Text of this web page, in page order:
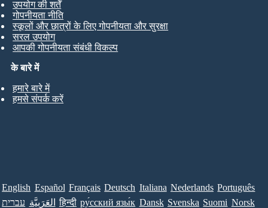
के बारे में
हमारे बारे में
हमसे संपर्क करें
उपयोग की शर्तें
गोपनीयता नीति
स्कूलों और छात्रों के लिए गोपनीयता और सुरक्षा
सरल उपयोग
आपकी गोपनीयता संबंधी विकल्प
English Español Français Deutsch Italiana Nederlands Português
עברית العَرَبِيَّة हिन्दी ру́сский язы́к Dansk Svenska Suomi Norsk